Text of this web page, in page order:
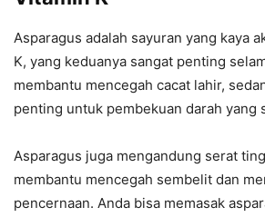
Asparagus adalah sayuran yang kaya
K, yang keduanya sangat penting
membantu mencegah cacat lahir,
penting untuk pembekuan darah yang
Asparagus juga mengandung serat
membantu mencegah sembelit dan
pencernaan. Anda bisa memasak